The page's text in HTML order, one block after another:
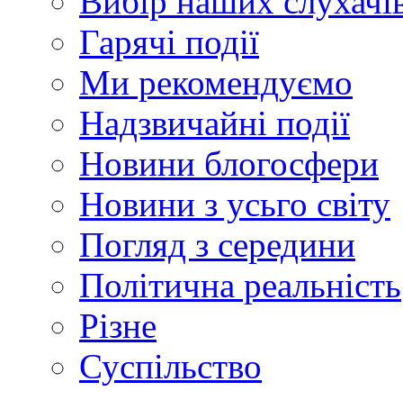
Гарячі події
Ми рекомендуємо
Надзвичайні події
Новини блогосфери
Новини з усьго світу
Погляд з середини
Політична реальність
Різне
Суспільство